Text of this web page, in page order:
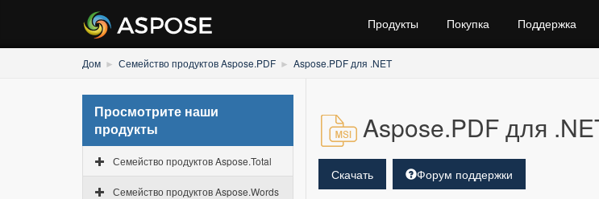
Продукты Покупка Поддержка
Дом Семейство продуктов Aspose.PDF Aspose.PDF для .NET
Просмотрите наши
продукты
Семейство продуктов Aspose.Total
Семейство продуктов Aspose.Words
Aspose.PDF для
Скачать Форум поддержки